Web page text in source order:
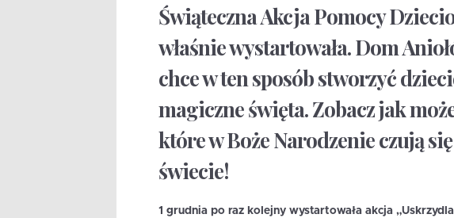
Świąteczna Akcja Pomocy
właśnie wystartowała. Dom
chce w ten sposób stworzyć
magiczne święta. Zobacz jak
które w Boże Narodzenie czują
świecie!
1 grudnia po raz kolejny wystartowała akcja